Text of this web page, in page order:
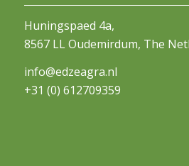
Huningspaed 4a,
8567 LL Oudemirdum, The
info@edzeagra.nl
+31 (0) 612709359